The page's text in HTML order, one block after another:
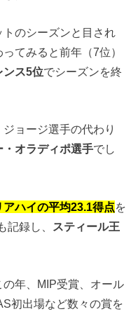
のシーズンと目され
てみると前年（7位）
ンス5位でシーズンを終
ョージ選手の代わり
・オラディポ選手でし
アハイの平均23.1得点を
記録し、 スティール王
年、MIP受賞、オール
初出場など数々の賞を